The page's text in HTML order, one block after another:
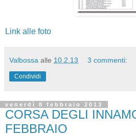
Link alle foto
Valbossa alle 10.2.13 3 commenti:
Condividi
venerdì 8 febbraio 2013
CORSA DEGLI
FEBBRAIO